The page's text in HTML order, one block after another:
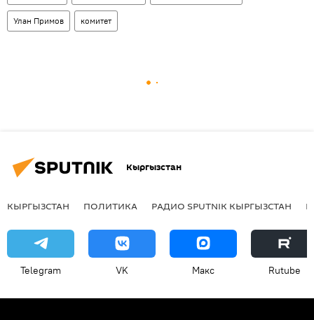
Улан Примов комитет
Кыргызстан
КЫРГЫЗСТАН ПОЛИТИКА РАДИО SPUTNIK КЫРГЫЗСТАН
Telegram VK Макс Rutube